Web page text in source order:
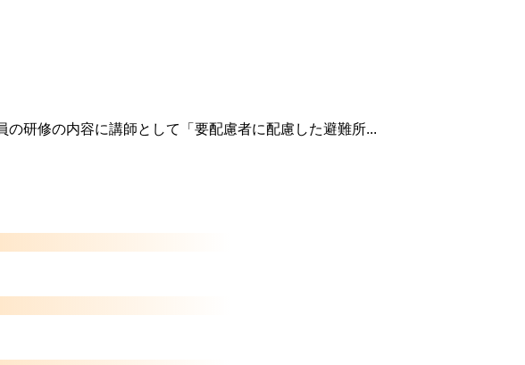
研修の内容に講師として「要配慮者に配慮した避難所...